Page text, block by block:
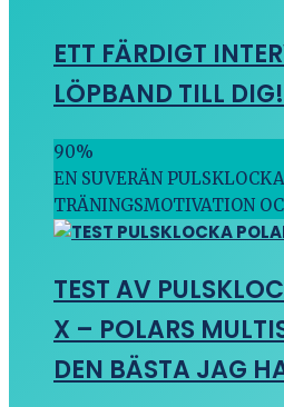
ETT FÄRDIGT
LÖPBAND TILL DIG!
90%
EN SUVERÄN
TRÄNINGSMOTIVATION
TEST AV
X – POLARS
DEN BÄSTA JAG